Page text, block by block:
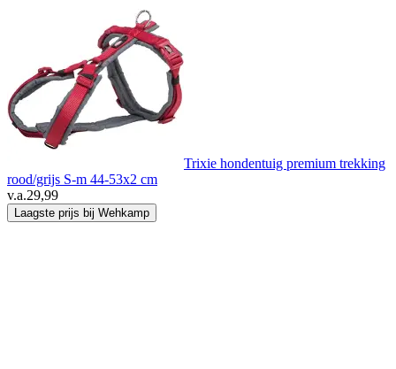
Trixie hondentuig premium trekking
rood/grijs S-m 44-53x2 cm
v.a.29,99
Laagste prijs bij Wehkamp